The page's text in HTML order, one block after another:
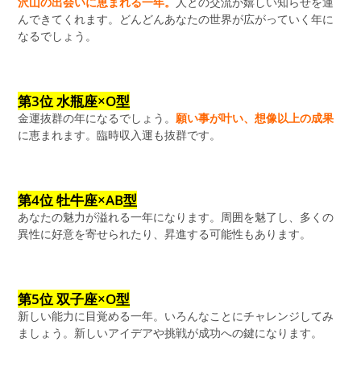
んできてくれます。どんどんあなたの世界が広がっていく年に
なるでしょう。
第3位 水瓶座×O型
金運抜群の年になるでしょう。願い事が叶い、想像以上の成果
に恵まれます。臨時収入運も抜群です。
第4位 牡牛座×AB型
あなたの魅力が溢れる一年になります。周囲を魅了し、多くの
異性に好意を寄せられたり、昇進する可能性もあります。
第5位 双子座×O型
新しい能力に目覚める一年。いろんなことにチャレンジしてみ
ましょう。新しいアイデアや挑戦が成功への鍵になります。